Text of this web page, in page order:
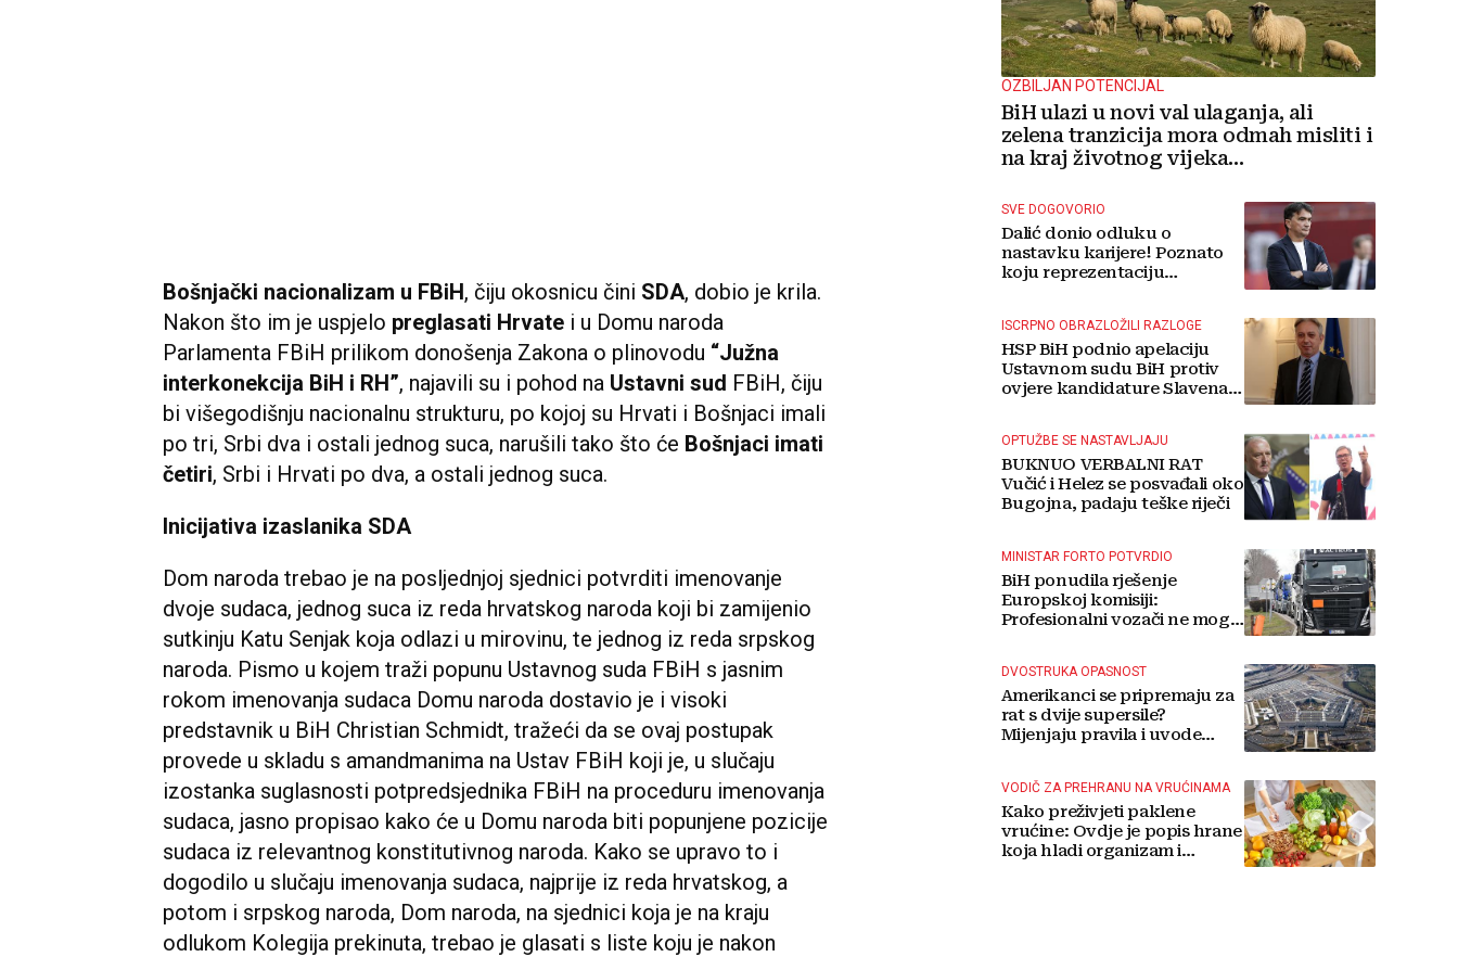
Bošnjački nacionalizam u FBiH, čiju okosnicu čini SDA, dobio je krila.
Nakon što im je uspjelo preglasati Hrvate i u Domu naroda
Parlamenta FBiH prilikom donošenja Zakona o plinovodu “Južna
interkonekcija BiH i RH”, najavili su i pohod na Ustavni sud FBiH, čiju
bi višegodišnju nacionalnu strukturu, po kojoj su Hrvati i Bošnjaci imali
po tri, Srbi dva i ostali jednog suca, narušili tako što će Bošnjaci imati
četiri, Srbi i Hrvati po dva, a ostali jednog suca.
Inicijativa izaslanika SDA
Dom naroda trebao je na posljednjoj sjednici potvrditi imenovanje
dvoje sudaca, jednog suca iz reda hrvatskog naroda koji bi zamijenio
sutkinju Katu Senjak koja odlazi u mirovinu, te jednog iz reda srpskog
naroda. Pismo u kojem traži popunu Ustavnog suda FBiH s jasnim
rokom imenovanja sudaca Domu naroda dostavio je i visoki
predstavnik u BiH Christian Schmidt, tražeći da se ovaj postupak
provede u skladu s amandmanima na Ustav FBiH koji je, u slučaju
izostanka suglasnosti potpredsjednika FBiH na proceduru imenovanja
sudaca, jasno propisao kako će u Domu naroda biti popunjene pozicije
sudaca iz relevantnog konstitutivnog naroda. Kako se upravo to i
dogodilo u slučaju imenovanja sudaca, najprije iz reda hrvatskog, a
potom i srpskog naroda, Dom naroda, na sjednici koja je na kraju
odlukom Kolegija prekinuta, trebao je glasati s liste koju je nakon
OZBILJAN POTENCIJAL
BiH ulazi u novi val ulaganja, ali
zelena tranzicija mora odmah misliti i
na kraj životnog vijeka
SVE DOGOVORIO
Dalić donio odluku o
nastavku karijere! Poznato
koju reprezentaciju
ISCRPNO OBRAZLOŽILI RAZLOGE
HSP BiH podnio apelaciju
Ustavnom sudu BiH protiv
ovjere kandidature Slavena
OPTUŽBE SE NASTAVLJAJU
BUKNUO VERBALNI RAT
Vučić i Helez se posvađali oko
Bugojna, padaju teške riječi
MINISTAR FORTO POTVRDIO
BiH ponudila rješenje
Europskoj komisiji:
Profesionalni vozači ne mogu
DVOSTRUKA OPASNOST
Amerikanci se pripremaju za
rat s dvije supersile?
Mijenjaju pravila i uvode
VODIČ ZA PREHRANU NA VRUĆINAMA
Kako preživjeti paklene
vrućine: Ovdje je popis hrane
koja hladi organizam i